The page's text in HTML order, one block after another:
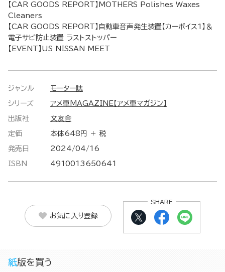
【CAR GOODS REPORT】MOTHERS Polishes Waxes
Cleaners
【CAR GOODS REPORT】自動車音声発生装置【カーボイス1】＆
電子サビ防止装置 ラストストッパー
【EVENT】US NISSAN MEET
ジャンル モーター誌
シリーズ アメ車MAGAZINE【アメ車マガジン】
出版社 文友舎
定価 本体648円 ＋ 税
発売日 2024/04/16
ISBN 4910013650641
お気に入り登録
SHARE
紙版を買う